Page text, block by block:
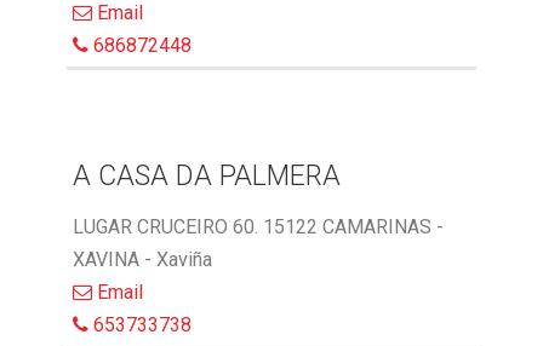
Email
686872448
A CASA DA PALMERA
LUGAR CRUCEIRO 60. 15122 CAMARINAS -
XAVINA - Xaviña
Email
653733738